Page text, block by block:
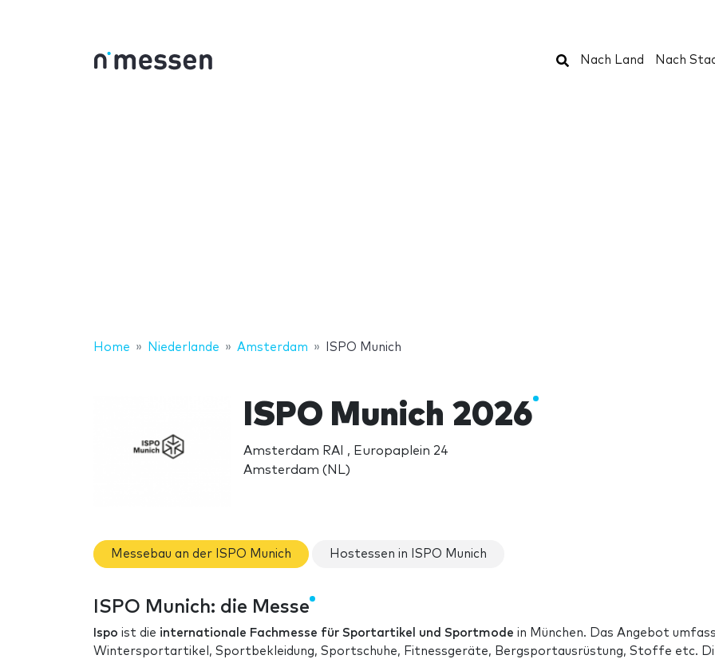
Suchen
Nach Land Nach
Home Niederlande Amsterdam ISPO Munich
ISPO Munich 2026
Amsterdam RAI , Europaplein 24
Amsterdam (NL)
Messebau an der ISPO Munich Hostessen in ISPO Munich
ISPO Munich: die Messe
Ispo ist die internationale Fachmesse für Sportartikel und Sportmode in München. Das Angebot
Wintersportartikel, Sportbekleidung, Sportschuhe, Fitnessgeräte, Bergsportausrüstung, Stoffe etc.